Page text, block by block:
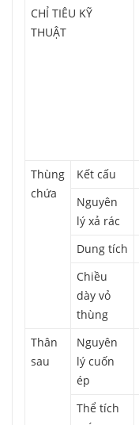
CHỈ TIÊU KỸ
THUẬT
Thùng
chứa
Kết cấu
Nguyên
lý xả rác
Dung tích
Chiều
dày vỏ
thùng
Thân
sau
Nguyên
lý cuốn
ép
Thể tích